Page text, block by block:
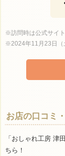
※訪問時は公式サイ
※2024年11月23日（
お店の口コミ
「おしゃれ工房 津
ちら！